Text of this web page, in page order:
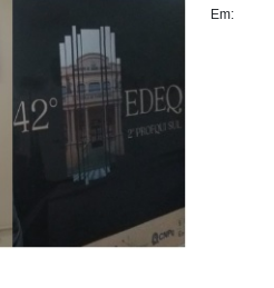
Em: